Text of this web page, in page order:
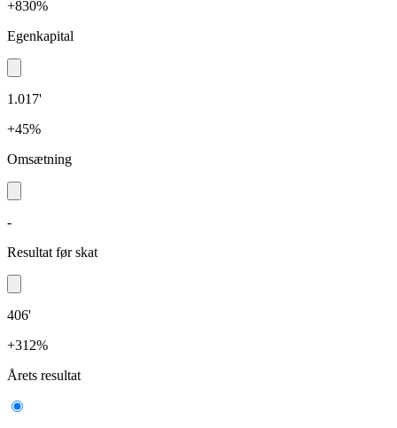
+830%
Egenkapital
1.017'
+45%
Omsætning
-
Resultat før skat
406'
+312%
Årets resultat